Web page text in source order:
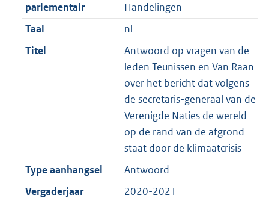
parlementair
Handelingen
Taal
nl
Titel
Antwoord op vragen van de
leden Teunissen en Van Raan
over het bericht dat volgens
de secretaris-generaal van de
Verenigde Naties de wereld
op de rand van de afgrond
staat door de klimaatcrisis
Type aanhangsel
Antwoord
Vergaderjaar
2020-2021